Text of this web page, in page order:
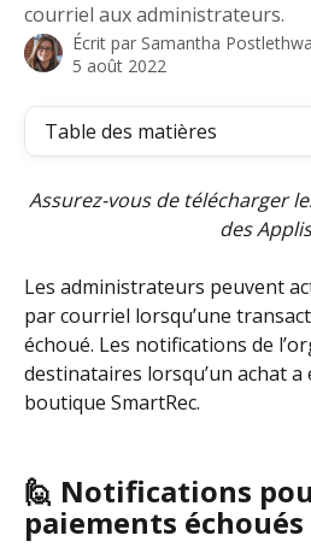
courriel aux administrateurs.
Écrit par Samantha
5 août 2022
Table des matières
des
Les administrateurs peuvent
par courriel lorsqu’une
échoué. Les notifications de
destinataires lorsqu’un achat a
boutique SmartRec.
🙋 Notifications
paiements échoués